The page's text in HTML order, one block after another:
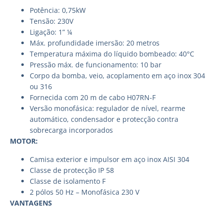
Potência: 0,75kW
Tensão: 230V
Ligação: 1” ¼
Máx. profundidade imersão: 20 metros
Temperatura máxima do líquido bombeado: 40°C
Pressão máx. de funcionamento: 10 bar
Corpo da bomba, veio, acoplamento em aço inox 304
ou 316
Fornecida com 20 m de cabo H07RN-F
Versão monofásica: regulador de nível, rearme
automático, condensador e protecção contra
sobrecarga incorporados
MOTOR:
Camisa exterior e impulsor em aço inox AISI 304
Classe de protecção IP 58
Classe de isolamento F
2 pólos 50 Hz – Monofásica 230 V
VANTAGENS